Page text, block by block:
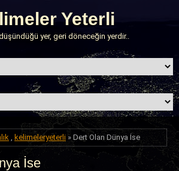
Yeterli
yer, geri döneceğin yerdir..
, kelimeleryeterli » Dert Olan Dünya İse
İse